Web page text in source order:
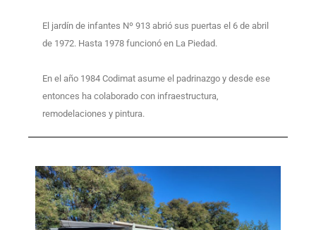
El jardín de infantes Nº 913 abrió sus puertas el 6 de abril
de 1972. Hasta 1978 funcionó en La Piedad.
En el año 1984 Codimat asume el padrinazgo y desde ese
entonces ha colaborado con infraestructura,
remodelaciones y pintura.